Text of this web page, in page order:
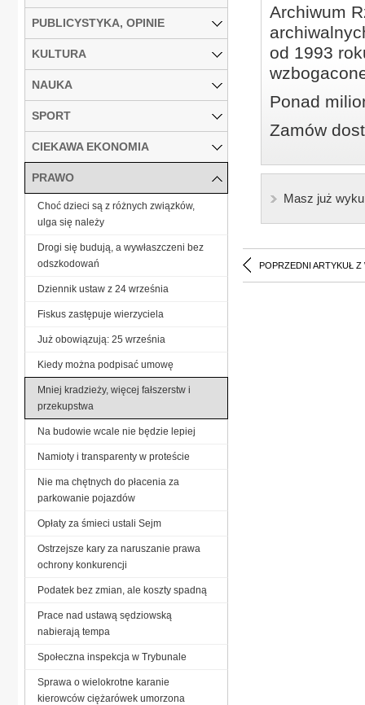
Archiwum
od 1993
Ponad
Zamów
Masz już
POPRZEDNI ARTYKUŁ Z
PUBLICYSTYKA, OPINIE
KULTURA
NAUKA
SPORT
CIEKAWA EKONOMIA
PRAWO
Choć dzieci są z różnych związków,
ulga się należy
Drogi się budują, a wywłaszczeni bez
odszkodowań
Dziennik ustaw z 24 września
Fiskus zastępuje wierzyciela
Już obowiązują: 25 września
Kiedy można podpisać umowę
Mniej kradzieży, więcej fałszerstw i
przekupstwa
Na budowie wcale nie będzie lepiej
Namioty i transparenty w proteście
Nie ma chętnych do płacenia za
parkowanie pojazdów
Opłaty za śmieci ustali Sejm
Ostrzejsze kary za naruszanie prawa
ochrony konkurencji
Podatek bez zmian, ale koszty spadną
Prace nad ustawą sędziowską
nabierają tempa
Społeczna inspekcja w Trybunale
Sprawa o wielokrotne karanie
kierowców ciężarówek umorzona